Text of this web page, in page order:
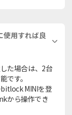
使用すれば良
た場合は、2台
です。
MINIを登
から操作でき